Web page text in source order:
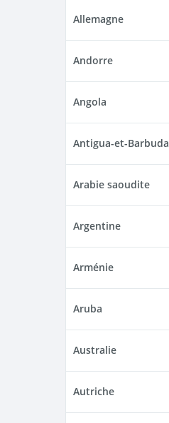
Allemagne
Andorre
Angola
Antigua-et-Barbuda
Arabie saoudite
Argentine
Arménie
Aruba
Australie
Autriche